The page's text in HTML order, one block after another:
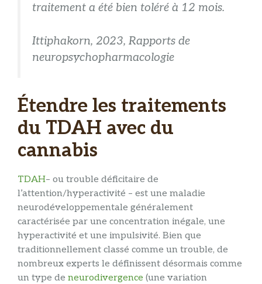
traitement a été bien toléré à 12 mois.
Ittiphakorn, 2023, Rapports de
neuropsychopharmacologie
Étendre les traitements
du TDAH avec du
cannabis
TDAH– ou trouble déficitaire de
l’attention/hyperactivité – est une maladie
neurodéveloppementale généralement
caractérisée par une concentration inégale, une
hyperactivité et une impulsivité. Bien que
traditionnellement classé comme un trouble, de
nombreux experts le définissent désormais comme
un type de neurodivergence (une variation